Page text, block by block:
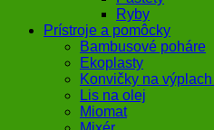
Ryby
Prístroje a pomôcky
Bambusové poháre
Ekoplasty
Konvičky na
Lis na olej
Miomat